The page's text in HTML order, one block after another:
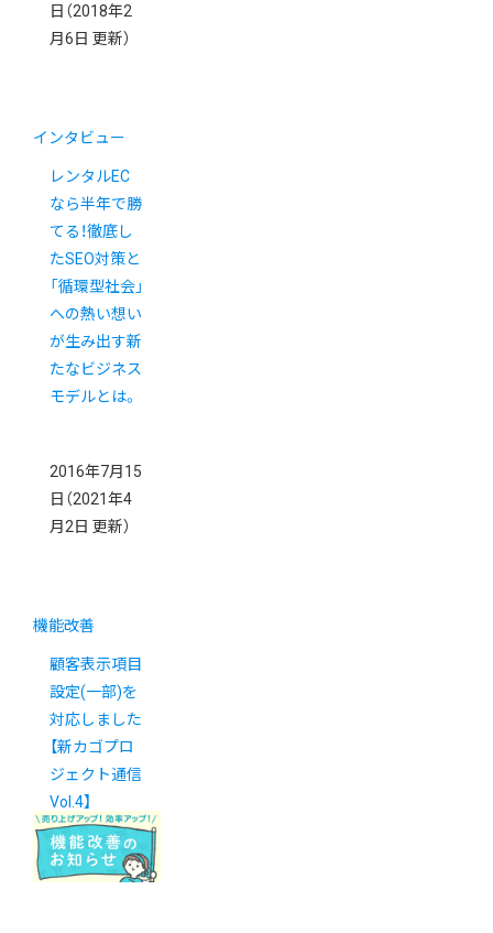
日 （2018年2
月6日 更新）
インタビュー
レンタルEC
なら半年で勝
てる！徹底し
たSEO対策と
「循環型社会」
への熱い想い
が生み出す新
たなビジネス
モデルとは。
2016年7月15
日 （2021年4
月2日 更新）
機能改善
顧客表示項目
設定(一部)を
対応しました
【新カゴプロ
ジェクト通信
Vol.4】